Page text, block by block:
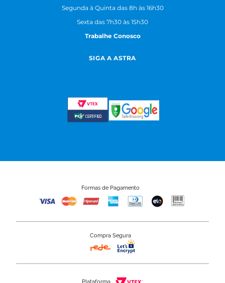
Segunda à Quinta das 8h às 16h30
Sexta das 7h30 às 15h30
Trabalhe Conosco
SIGA A ASTRA
Formas de Pagamento
Compra Segura